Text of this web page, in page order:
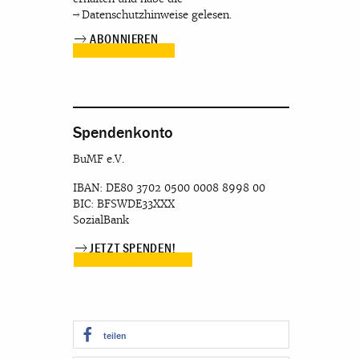
Datenschutzhinweise gelesen.
Spendenkonto
BuMF e.V.
IBAN: DE80 3702 0500 0008 8998 00
BIC: BFSWDE33XXX
SozialBank
JETZT SPENDEN!
teilen